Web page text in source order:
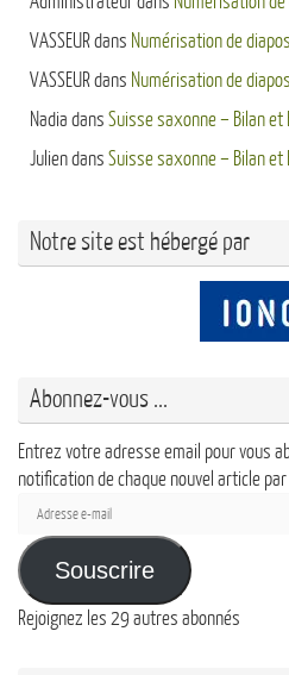
VASSEURdans Numérisation de
VASSEURdans Numérisation de
Nadia dans Suisse saxonne – Bilan et
Juliendans Suisse saxonne – Bilan et
Notre site est hébergé par
Abonnez-vous ...
Entrez votre adresse email pour vous
notification de chaque nouvel article
Adresse
mail
Souscrire
Rejoignez les 29 autres abonnés